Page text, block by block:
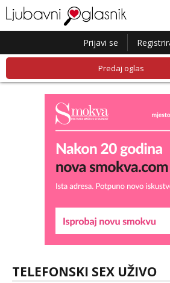
Prijavi se
Predaj oglas
TELEFONSKI SEX UŽIVO
Tel:064/677-677 - Kod: #04
tel:0,93€ - mob:1,12€ min